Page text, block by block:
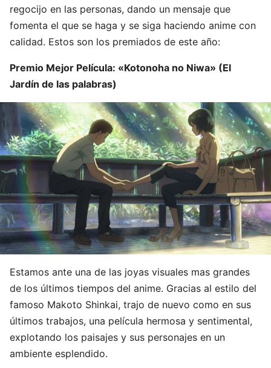
regocijo en las personas, dando un mensaje que
fomenta el que se haga y se siga haciendo anime con
calidad. Estos son los premiados de este año:
Premio Mejor Película: «Kotonoha no Niwa» (El
Jardín de las palabras)
Estamos ante una de las joyas visuales mas grandes
de los últimos tiempos del anime. Gracias al estilo del
famoso Makoto Shinkai, trajo de nuevo como en sus
últimos trabajos, una película hermosa y sentimental,
explotando los paisajes y sus personajes en un
ambiente esplendido.